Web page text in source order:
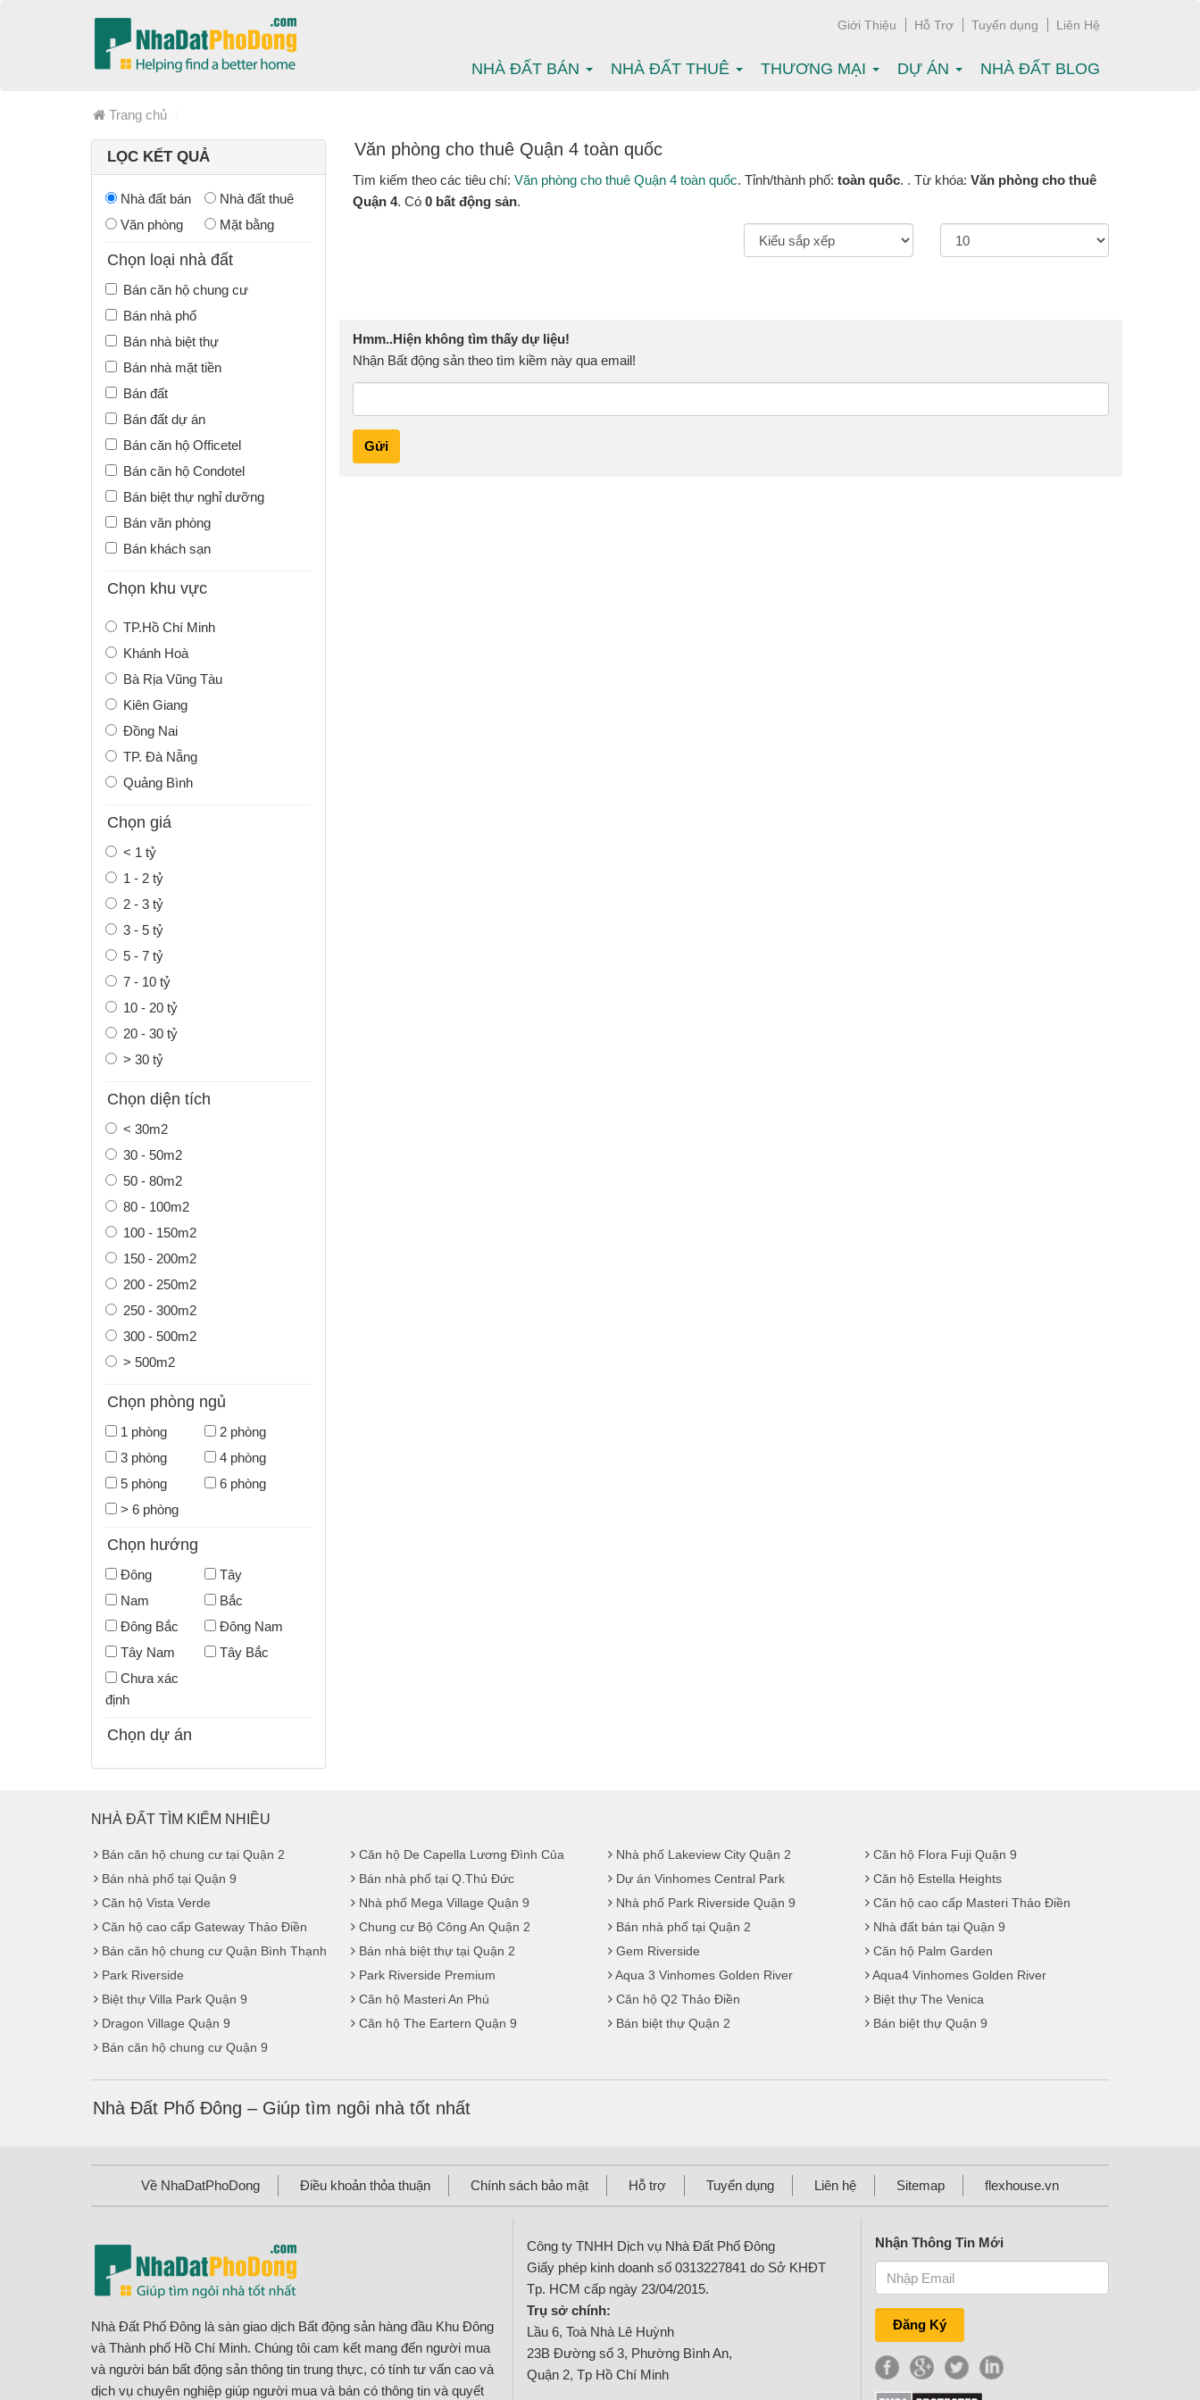
Giới Thiệu Hỗ Trợ Tuyển dụng Liên Hệ
NHÀ ĐẤT BÁN NHÀ ĐẤT THUÊ THƯƠNG MẠI DỰ ÁN NHÀ ĐẤT BLOG
Trang chủ
LỌC KẾT QUẢ
Nhà đất bán
Nhà đất thuê
Văn phòng
Mặt bằng
Chọn loại nhà đất
Bán căn hộ chung cư
Bán nhà phố
Bán nhà biệt thự
Bán nhà mặt tiền
Bán đất
Bán đất dự án
Bán căn hộ Officetel
Bán căn hộ Condotel
Bán biệt thự nghỉ dưỡng
Bán văn phòng
Bán khách sạn
Chọn khu vực
TP.Hồ Chí Minh
Khánh Hoà
Bà Rịa Vũng Tàu
Kiên Giang
Đồng Nai
TP. Đà Nẵng
Quảng Bình
Chọn giá
< 1 tỷ
1 - 2 tỷ
2 - 3 tỷ
3 - 5 tỷ
5 - 7 tỷ
7 - 10 tỷ
10 - 20 tỷ
20 - 30 tỷ
> 30 tỷ
Chọn diện tích
< 30m2
30 - 50m2
50 - 80m2
80 - 100m2
100 - 150m2
150 - 200m2
200 - 250m2
250 - 300m2
300 - 500m2
> 500m2
Chọn phòng ngủ
1 phòng
2 phòng
3 phòng
4 phòng
5 phòng
6 phòng
> 6 phòng
Chọn hướng
Đông
Tây
Nam
Bắc
Đông Bắc
Đông Nam
Tây Nam
Tây Bắc
Chưa xác
định
Chọn dự án
Văn phòng cho thuê Quận 4 toàn quốc
Tìm kiếm theo các tiêu chí: Văn phòng cho thuê Quận 4 toàn quốc. Tỉnh/thành phố: toàn quốc. . Từ khóa: Văn phòng cho thuê
Quận 4. Có 0 bất động sản.
Hmm..Hiện không tìm thấy dự liệu!
Nhận Bất động sản theo tìm kiềm này qua email!
Gửi
NHÀ ĐẤT TÌM KIẾM NHIỀU
Bán căn hộ chung cư tại Quận 2 Căn hộ De Capella Lương Đình Của Nhà phố Lakeview City Quận 2
Căn hộ Flora Fuji Quận 9
Bán nhà phố tại Quận 9
Bán nhà phố tại Q.Thủ Đức Dự án Vinhomes Central Park
Căn hộ Estella Heights
Căn hộ Vista Verde
Nhà phố Mega Village Quận 9 Nhà phố Park Riverside Quận 9
Căn hộ cao cấp Masteri Thảo Điền
Căn hộ cao cấp Gateway Thảo Điền
Chung cư Bộ Công An Quận 2 Bán nhà phố tại Quận 2
Nhà đất bán tại Quận 9
Bán căn hộ chung cư Quận Bình Thạnh
Bán nhà biệt thự tại Quận 2 Gem Riverside
Căn hộ Palm Garden
Park Riverside
Park Riverside Premium Aqua 3 Vinhomes Golden River
Aqua4 Vinhomes Golden River
Biệt thự Villa Park Quận 9
Căn hộ Masteri An Phú Căn hộ Q2 Thảo Điền
Biệt thự The Venica
Dragon Village Quận 9
Căn hộ The Eartern Quận 9 Bán biệt thự Quận 2
Bán biệt thự Quận 9
Bán căn hộ chung cư Quận 9
Nhà Đất Phố Đông – Giúp tìm ngôi nhà tốt nhất
Về NhaDatPhoDong Điều khoản thỏa thuận Chính sách bảo mật Hỗ trợ Tuyển dụng Liên hệ Sitemap flexhouse.vn
Nhà Đất Phố Đông là sàn giao dịch Bất động sản hàng đầu Khu Đông
và Thành phố Hồ Chí Minh. Chúng tôi cam kết mang đến người mua
và người bán bất động sản thông tin trung thực, có tính tư vấn cao và
dịch vụ chuyên nghiệp giúp người mua và bán có thông tin và quyết
Công ty TNHH Dịch vụ Nhà Đất Phố Đông
Giấy phép kinh doanh số 0313227841 do Sở KHĐT
Tp. HCM cấp ngày 23/04/2015.
Trụ sở chính:
Lầu 6, Toà Nhà Lê Huỳnh
23B Đường số 3, Phường Bình An,
Quận 2, Tp Hồ Chí Minh
Nhận Thông Tin Mới
Đăng Ký